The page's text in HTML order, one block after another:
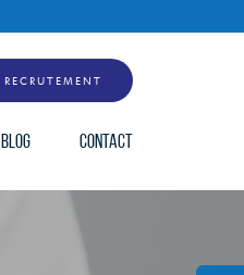
RECRUTEMENT
BLOG CONTACT